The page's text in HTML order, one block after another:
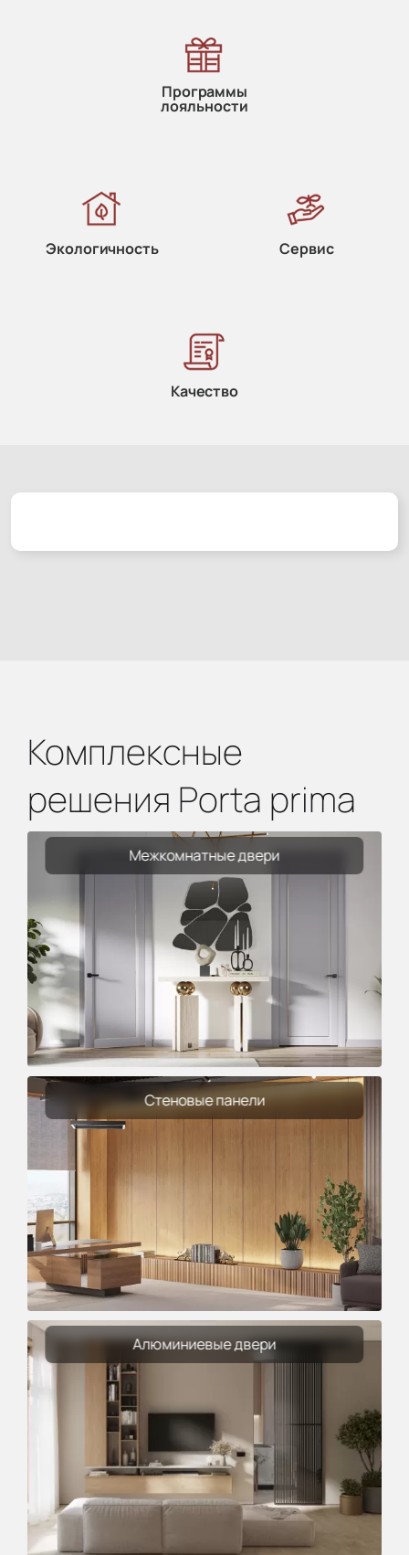
Программы
лояльности
Экологичность Сервис
Качество
Комплексные
решения Porta prima
Межкомнатные двери
Стеновые панели
Алюминиевые двери